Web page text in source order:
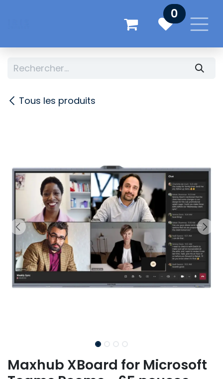
0
Tous les produits
Maxhub XBoard for Microsoft